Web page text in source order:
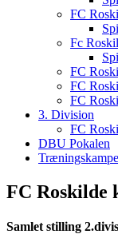
FC
Fc
FC
FC
FC
3. Division
FC
DBU Pokalen
Træningskampe
FC Roskilde
Samlet stilling